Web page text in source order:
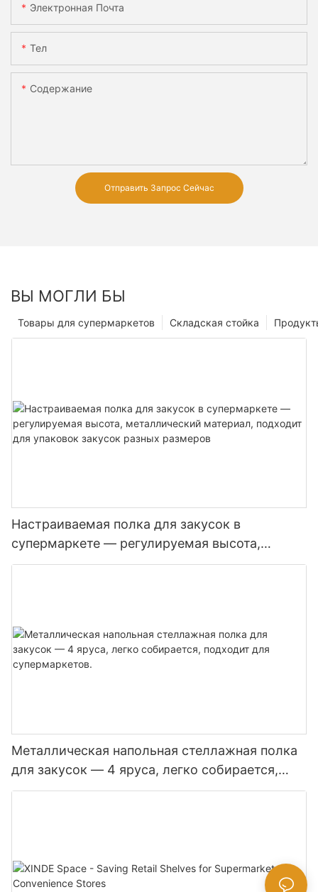
Электронная Почта
Тел
Содержание
Отправить Запрос Сейчас
ВЫ МОГЛИ БЫ
Складская стойка
Товары для супермаркетов
Настраиваемая полка для закусок в
супермаркете — регулируемая высота,
металлический материал, подходит для
Металлическая напольная стеллажная полка
для закусок — 4 яруса, легко собирается,
подходит для супермаркетов.